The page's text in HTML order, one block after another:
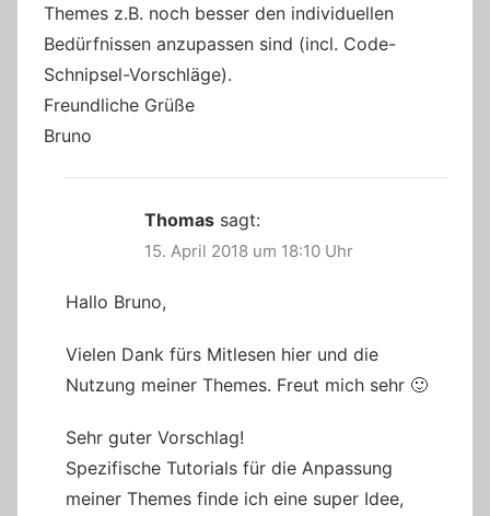
Themes z.B. noch besser den individuellen
Bedürfnissen anzupassen sind (incl. Code-
Schnipsel-Vorschläge).
Freundliche Grüße
Bruno
Thomas sagt:
15. April 2018 um 18:10 Uhr
Hallo Bruno,
Vielen Dank fürs Mitlesen hier und die
Nutzung meiner Themes. Freut mich sehr 🙂
Sehr guter Vorschlag!
Spezifische Tutorials für die Anpassung
meiner Themes finde ich eine super Idee,